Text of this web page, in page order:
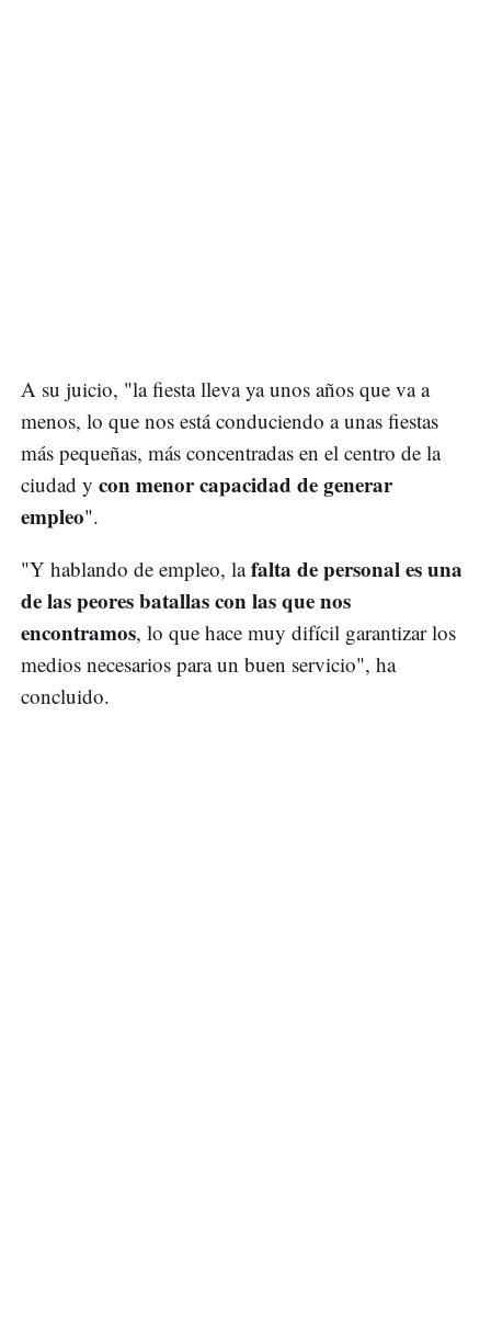
A su juicio, "la fiesta lleva ya unos años que va a
menos, lo que nos está conduciendo a unas fiestas
más pequeñas, más concentradas en el centro de la
ciudad y con menor capacidad de generar
empleo".
"Y hablando de empleo, lafalta de personal es una
de las peores batallas con las que nos
encontramos, lo que hace muy difícil garantizar los
medios necesarios para un buen servicio", ha
concluido.